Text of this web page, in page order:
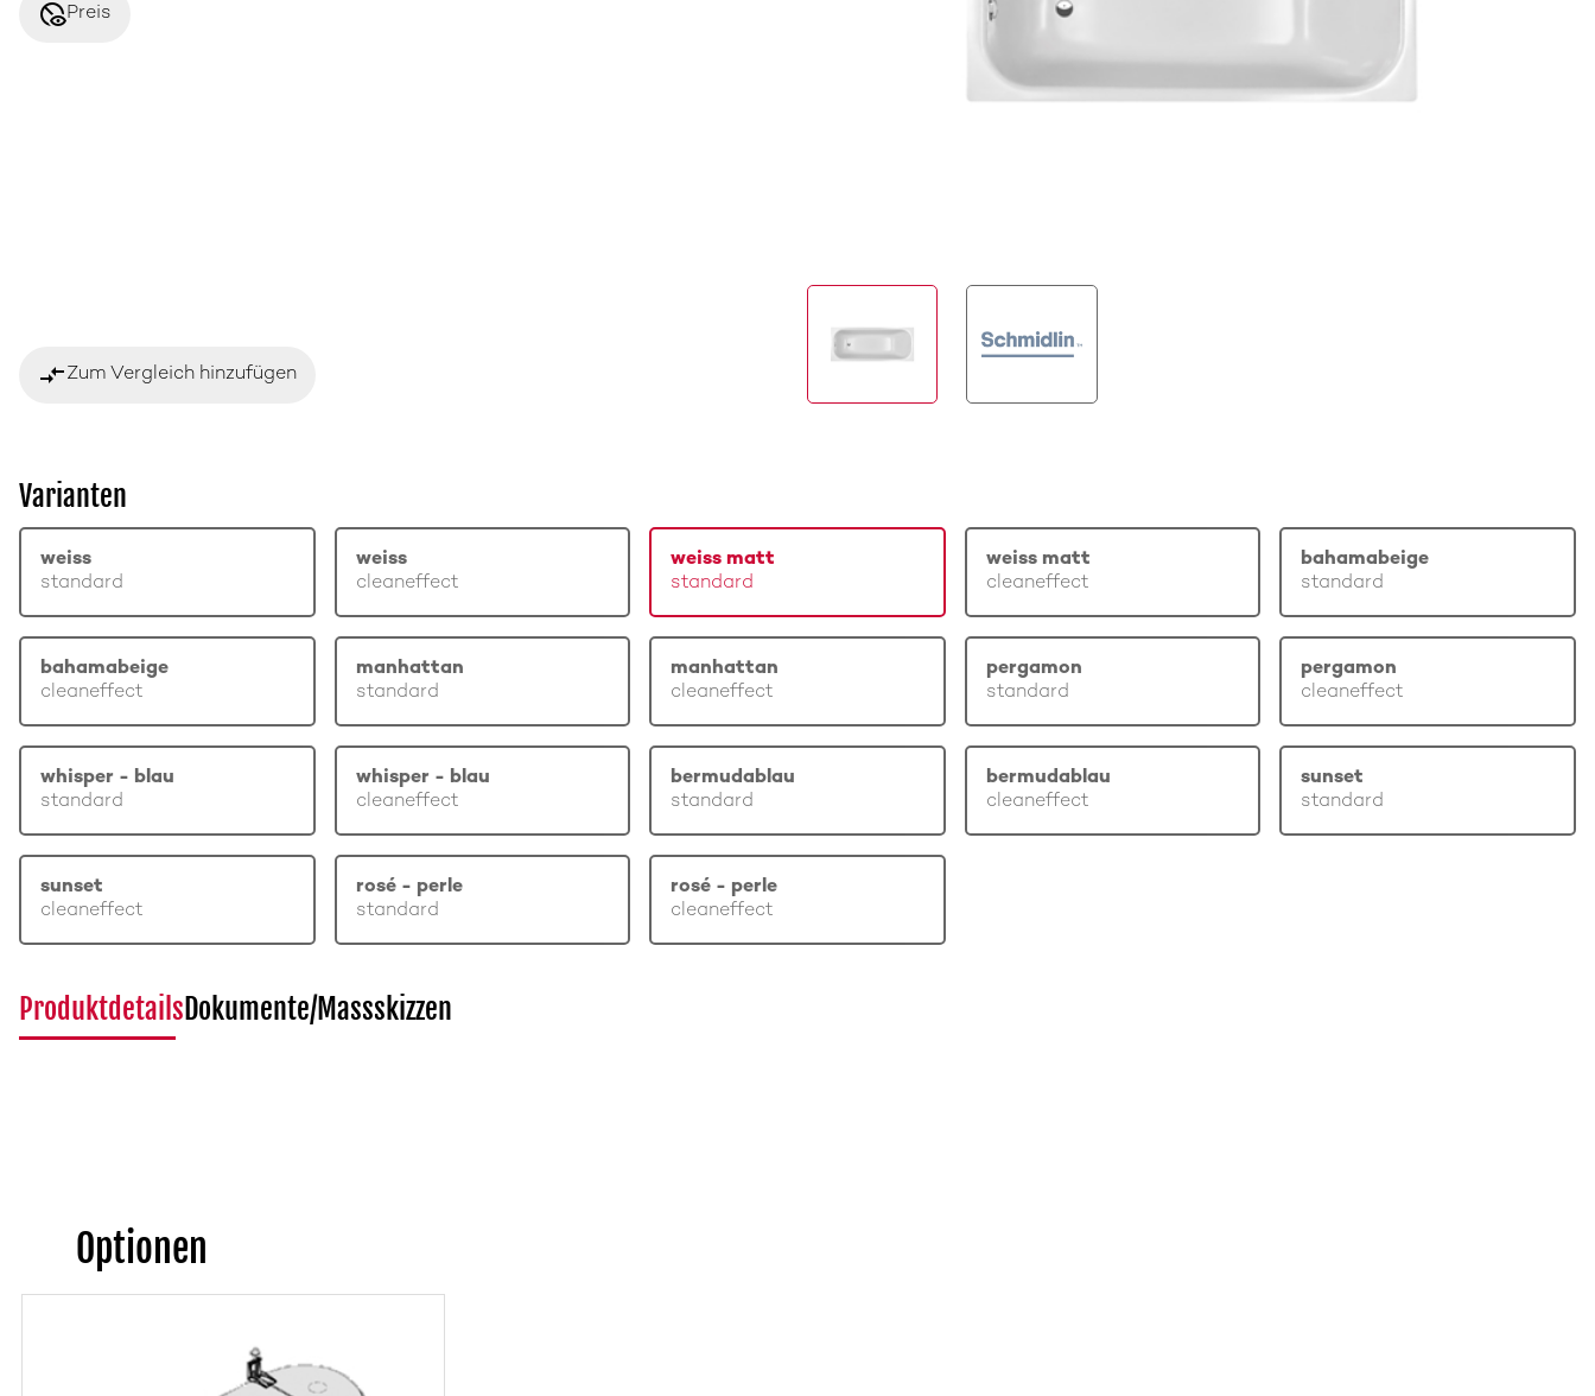
disabled_visiblePreis
compare_arrowsZum Vergleich hinzufügen
Varianten
weiss
standard
weiss
cleaneffect
weiss matt
standard
weiss matt
cleaneffect
bahamabeige
standard
bahamabeige
cleaneffect
manhattan
standard
manhattan
cleaneffect
pergamon
standard
pergamon
cleaneffect
whisper - blau
standard
whisper - blau
cleaneffect
bermudablau
standard
bermudablau
cleaneffect
sunset
standard
sunset
cleaneffect
rosé - perle
standard
rosé - perle
cleaneffect
ProduktdetailsDokumente/Massskizzen
Optionen